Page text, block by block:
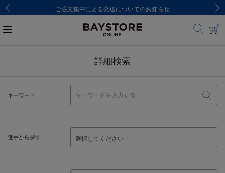
ご注文集中による発送についてのお知らせ
詳細検索
キーワード
選手から探す